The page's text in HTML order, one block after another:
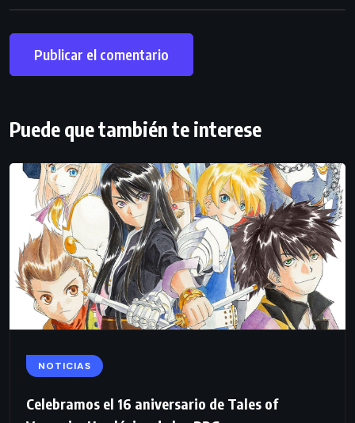
Puede que también te interese
NOTICIAS
Celebramos el 16 aniversario de Tales of